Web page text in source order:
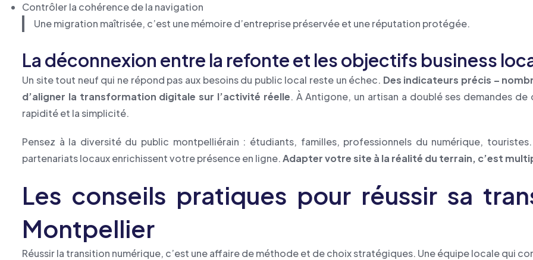
Contrôler la cohérence de la navigation
Une migration maîtrisée, c’est une mémoire d’entreprise préservée et une réputation protégée.
La déconnexion entre la refonte et les objectifs business
Un site tout neuf qui ne répond pas aux besoins du public local reste un échec. Des indicateurs précis –
d’aligner la transformation digitale sur l’activité réelle. À Antigone, un artisan a doublé ses demandes
rapidité et la simplicité.
Pensez à la diversité du public montpelliérain : étudiants, familles, professionnels du numérique,
partenariats locaux enrichissent votre présence en ligne.Adapter votre site à la réalité du terrain, c’est
Les conseils pratiques pour réussir sa
Montpellier
Réussir la transition numérique, c’est une affaire de méthode et de choix stratégiques. Une équipe locale qui